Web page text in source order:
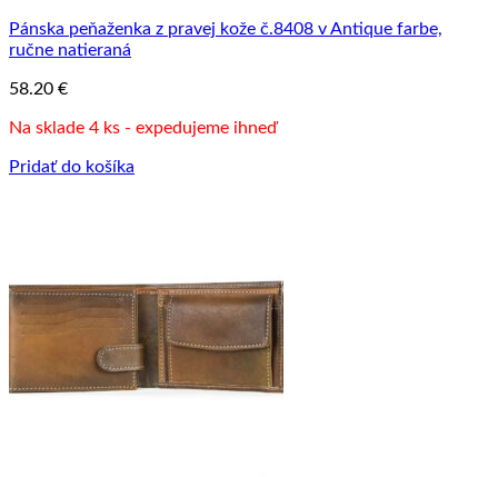
Pánska peňaženka z pravej kože č.8408 v Antique farbe,
ručne natieraná
58.20 €
Na sklade 4 ks - expedujeme ihneď
Pridať do košíka